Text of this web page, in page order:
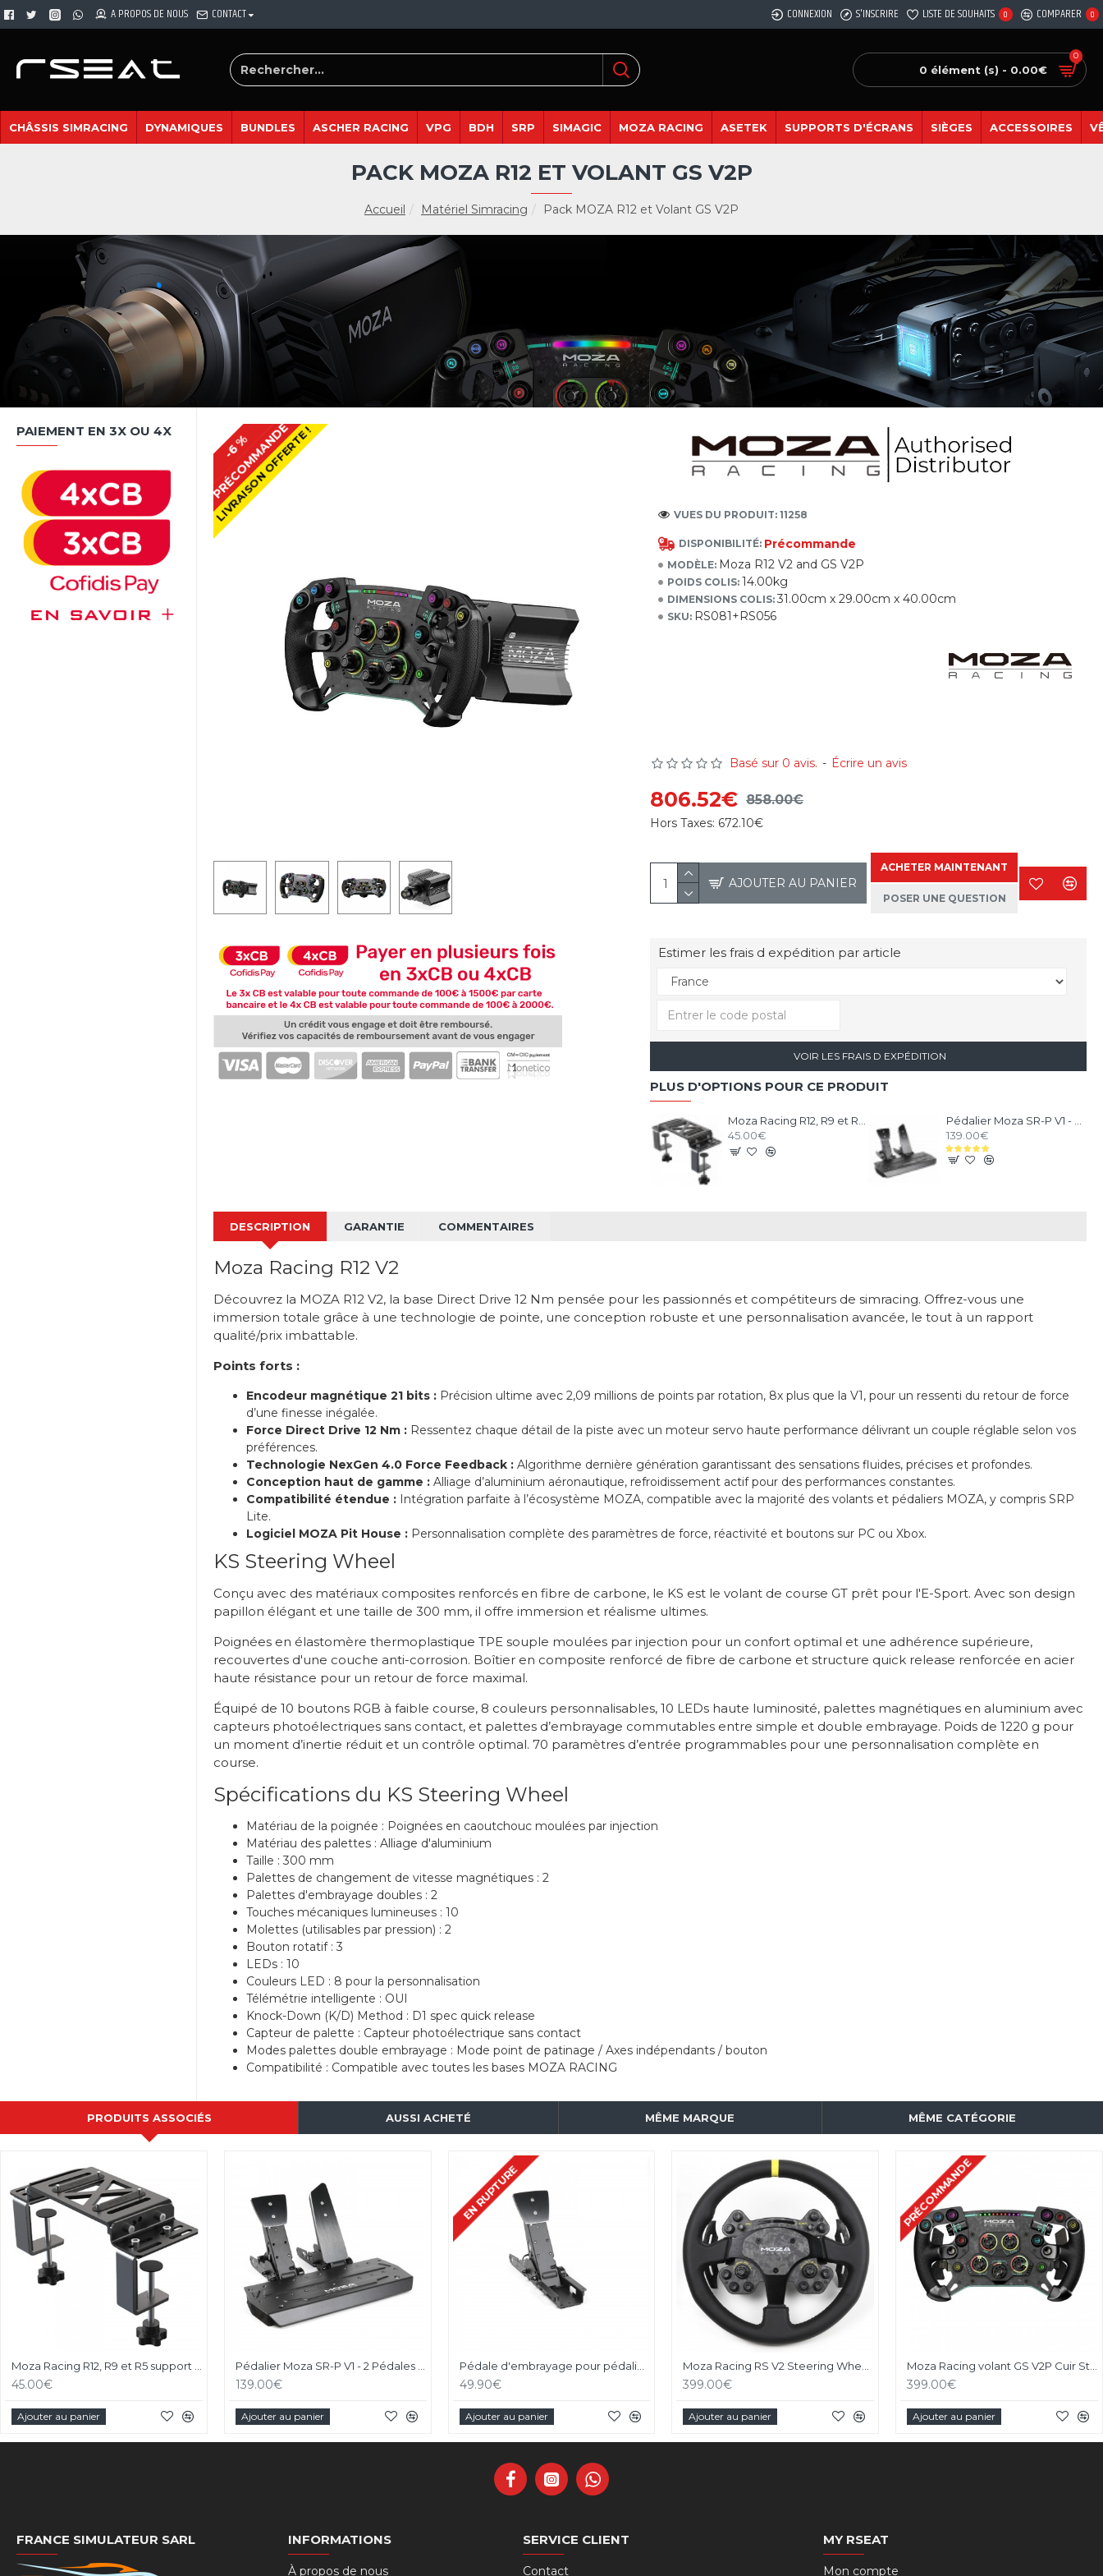
A PROPOS DE NOUS CONTACT CONNEXION S'INSCRIRE LISTE DE SOUHAITS 0 COMPARER 0
0 élément (s) - 0.00€
0
CHÂSSIS SIMRACING DYNAMIQUES BUNDLES ASCHER RACING VPG BDH SRP SIMAGIC MOZA RACING ASETEK SUPPORTS D'ÉCRANS SIÈGES ACCESSOIRES
Accueil Matériel Simracing Pack MOZA R12 et Volant GS V2P
PACK MOZA R12 ET VOLANT GS V2P
PAIEMENT EN 3X OU 4X LIVRAISON OFFERTE !
-6 %
PRÉCOMMANDE
DISPONIBILITÉ: Précommande
MODÈLE: Moza R12 V2 and GS V2P
POIDS COLIS: 14.00kg
DIMENSIONS COLIS: 31.00cm x 29.00cm x 40.00cm
SKU: RS081+RS056
VUES DU PRODUIT: 11258
Basé sur 0 avis. - Écrire un avis
806.52€ 858.00€
Hors Taxes: 672.10€
AJOUTER AU PANIER
ACHETER MAINTENANT
POSER UNE QUESTION
Estimer les frais d expédition par article
VOIR LES FRAIS D EXPÉDITION
PLUS D'OPTIONS POUR CE PRODUIT
45.00€
139.00€
DESCRIPTION GARANTIE COMMENTAIRES
Moza Racing R12 V2
Découvrez la MOZA R12 V2, la base Direct Drive 12 Nm pensée pour les passionnés et compétiteurs de simracing. Offrez-vous une
immersion totale grâce à une technologie de pointe, une conception robuste et une personnalisation avancée, le tout à un rapport
qualité/prix imbattable.
Points forts :
Encodeur magnétique 21 bits : Précision ultime avec 2,09 millions de points par rotation, 8x plus que la V1, pour un ressenti du retour de force
d’une finesse inégalée.
Force Direct Drive 12 Nm : Ressentez chaque détail de la piste avec un moteur servo haute performance délivrant un couple réglable selon vos
préférences.
Technologie NexGen 4.0 Force Feedback : Algorithme dernière génération garantissant des sensations fluides, précises et profondes.
Conception haut de gamme : Alliage d’aluminium aéronautique, refroidissement actif pour des performances constantes.
Compatibilité étendue : Intégration parfaite à l’écosystème MOZA, compatible avec la majorité des volants et pédaliers MOZA, y compris SRP
Lite.
Logiciel MOZA Pit House : Personnalisation complète des paramètres de force, réactivité et boutons sur PC ou Xbox.
KS Steering Wheel
Conçu avec des matériaux composites renforcés en fibre de carbone, le KS est le volant de course GT prêt pour l'E-Sport. Avec son design
papillon élégant et une taille de 300 mm, il offre immersion et réalisme ultimes.
Poignées en élastomère thermoplastique TPE souple moulées par injection pour un confort optimal et une adhérence supérieure,
recouvertes d'une couche anti-corrosion. Boîtier en composite renforcé de fibre de carbone et structure quick release renforcée en acier
haute résistance pour un retour de force maximal.
Équipé de 10 boutons RGB à faible course, 8 couleurs personnalisables, 10 LEDs haute luminosité, palettes magnétiques en aluminium avec
capteurs photoélectriques sans contact, et palettes d’embrayage commutables entre simple et double embrayage. Poids de 1220 g pour
un moment d’inertie réduit et un contrôle optimal. 70 paramètres d’entrée programmables pour une personnalisation complète en
course.
Spécifications du KS Steering Wheel
Matériau de la poignée : Poignées en caoutchouc moulées par injection
Matériau des palettes : Alliage d'aluminium
Taille : 300 mm
Palettes de changement de vitesse magnétiques : 2
Palettes d'embrayage doubles : 2
Touches mécaniques lumineuses : 10
Molettes (utilisables par pression) : 2
Bouton rotatif : 3
LEDs : 10
Couleurs LED : 8 pour la personnalisation
Télémétrie intelligente : OUI
Knock-Down (K/D) Method : D1 spec quick release
Capteur de palette : Capteur photoélectrique sans contact
Modes palettes double embrayage : Mode point de patinage / Axes indépendants / bouton
Compatibilité : Compatible avec toutes les bases MOZA RACING
PRODUITS ASSOCIÉS AUSSI ACHETÉ MÊME MARQUE MÊME CATÉGORIE
Moza Racing R12, R9 et R5 support de bureau et chassis aluminium
45.00€
Ajouter au panier
Pédalier Moza SR-P V1 - 2 Pédales Loadcell
139.00€
Ajouter au panier
EN RUPTURE
Pédale d'embrayage pour pédalier Moza SR-P V1
49.90€
Ajouter au panier
Moza Racing RS V2 Steering Wheel Version Cuir
399.00€
Ajouter au panier
PRÉCOMMANDE
Moza Racing volant GS V2P Cuir Steering Wheel
399.00€
Ajouter au panier
FRANCE SIMULATEUR SARL INFORMATIONS
À propos de nous
SERVICE CLIENT
Contact
MY RSEAT
Mon compte